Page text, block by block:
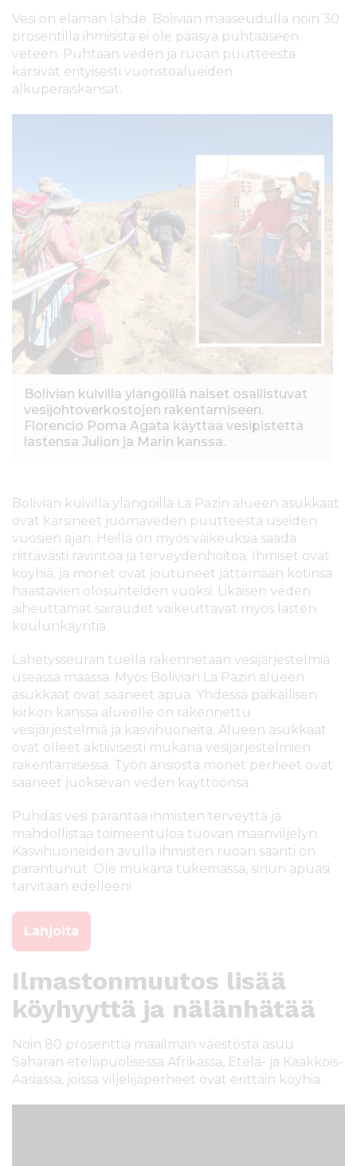
Vesi on elämän lähde. Bolivian maaseudulla noin 30
prosentilla ihmisistä ei ole pääsyä puhtaaseen
veteen. Puhtaan veden ja ruoan puutteesta
kärsivät erityisesti vuoristoalueiden
alkuperäiskansat.
Bolivian kuivilla ylängöillä naiset osallistuvat
vesijohtoverkostojen rakentamiseen.
Florencio Poma Agata käyttää vesipistettä
lastensa Julion ja Marin kanssa.
Bolivian kuivilla ylängöillä La Pazin alueen asukkaat
ovat kärsineet juomaveden puutteesta useiden
vuosien ajan. Heillä on myös vaikeuksia saada
riittävästi ravintoa ja terveydenhoitoa. Ihmiset ovat
köyhiä, ja monet ovat joutuneet jättämään kotinsa
haastavien olosuhteiden vuoksi. Likaisen veden
aiheuttamat sairaudet vaikeuttavat myös lasten
koulunkäyntiä.
Lähetysseuran tuella rakennetaan vesijärjestelmiä
useassa maassa. Myös Bolivian La Pazin alueen
asukkaat ovat saaneet apua. Yhdessä paikallisen
kirkon kanssa alueelle on rakennettu
vesijärjestelmiä ja kasvihuoneita. Alueen asukkaat
ovat olleet aktiivisesti mukana vesijärjestelmien
rakentamisessa. Työn ansiosta monet perheet ovat
saaneet juoksevan veden käyttöönsä.
Puhdas vesi parantaa ihmisten terveyttä ja
mahdollistaa toimeentuloa tuovan maanviljelyn.
Kasvihuoneiden avulla ihmisten ruoan saanti on
parantunut. Ole mukana tukemassa, sinun apuasi
tarvitaan edelleen!
Lahjoita
Ilmastonmuutos lisää
köyhyyttä ja nälänhätää
Noin 80 prosenttia maailman väestöstä asuu
Saharan eteläpuolisessa Afrikassa, Etelä- ja Kaakkois-
Aasiassa, joissa viljelijäperheet ovat erittäin köyhiä.